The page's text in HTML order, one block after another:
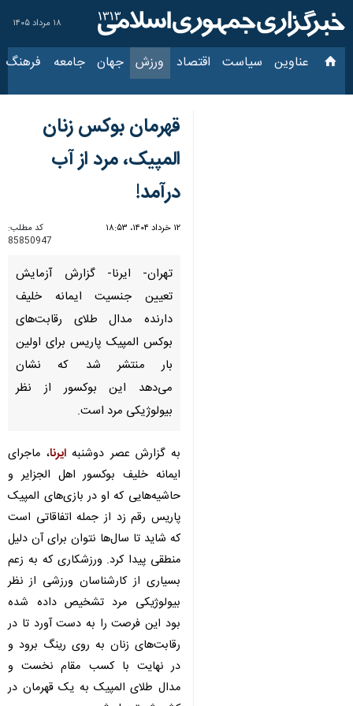
۱۸ مرداد ۱۴۰۵
عناوین‌ سیاست اقتصاد ورزش جهان جامعه فرهنگ
قهرمان بوکس زنان
المپیک، مرد از آب
درآمد!
۱۲ خرداد ۱۴۰۴، ۱۸:۵۳
کد مطلب:
85850947
تهران- ایرنا- گزارش آزمایش
تعیین جنسیت ایمانه خلیف
بوکس المپیک پاریس برای اولین
بار منتشر شد که نشان
می‌دهد این بوکسور از نظر
بیولوژیکی مرد است.
به گزارش عصر دوشنبهایرنا، ماجرای
ایمانه خلیف بوکسور اهل الجزایر و
حاشیه‌هایی که او در بازی‌های المپیک
پاریس رقم زد از جمله اتفاقاتی است
که شاید تا سال‌ها نتوان برای آن دلیل
منطقی پیدا کرد. ورزشکاری که به زعم
بسیاری از کارشناسان ورزشی از نظر